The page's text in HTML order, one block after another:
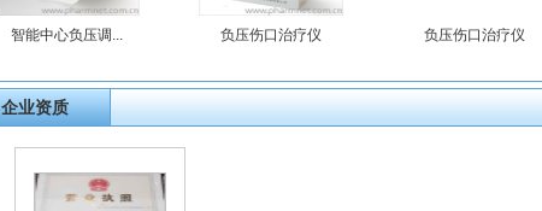
智能中心负压调... 负压伤口治疗仪 负压伤口治疗仪
企业资质